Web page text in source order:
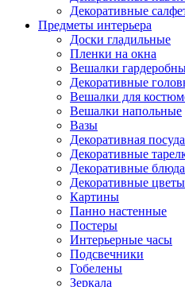
Декоративные
Предметы интерьера
Доски гладильные
Пленки на окна
Вешалки
Декоративные
Вешалки для
Вешалки напольные
Вазы
Декоративная посуда
Декоративные
Декоративные блюда
Декоративные цветы
Картины
Панно настенные
Постеры
Интерьерные часы
Подсвечники
Гобелены
Зеркала